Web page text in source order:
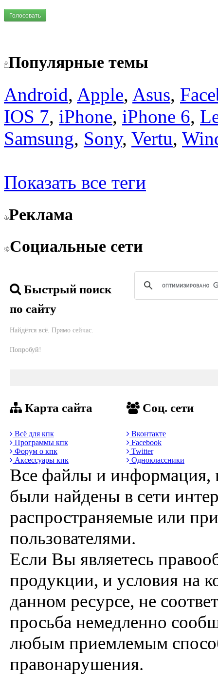
Голосовать
Популярные темы
Android, Apple, Asus,
IOS 7, iPhone, iPhone 6,
Samsung, Sony, Vertu,
Показать все теги
Реклама
Социальные сети
Быстрый поиск
по сайту
Найдётся всё. Прямо сейчас.
Попробуй!
Карта сайта
Всё для кпк
Программы кпк
Форум о кпк
Аксессуары кпк
Соц. сети
Вконтакте
Facebook
Twitter
Одноклассники
Все файлы и информация,
были найдены в сети
распространяемые или
пользователями.
Если Вы являетесь
продукции, и условия на
данном ресурсе, не
просьба немедленно
любым приемлемым
правонарушения.